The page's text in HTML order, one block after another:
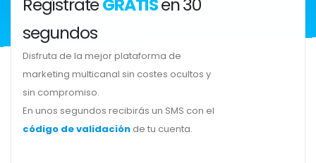
segundos
Disfruta de la mejor plataforma de
marketing multicanal sin costes ocultos y
sin compromiso.
En unos segundos recibirás un SMS con el
código de validación de tu cuenta.